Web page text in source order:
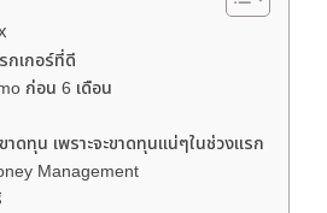
กเกอร์ที่ดี
ก่อน 6 เดือน
าดทุน เพราะจะขาดทุนแน่ๆในช่วงแรก
Management